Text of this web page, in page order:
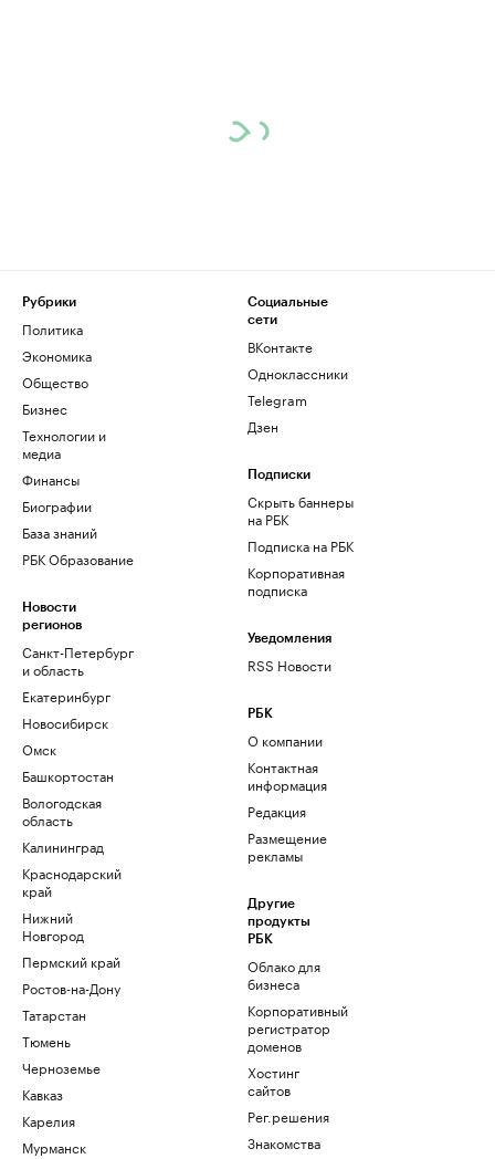
Рубрики
Политика
Экономика
Общество
Бизнес
Технологии и
медиа
Финансы
Биографии
База знаний
РБК Образование
Новости
регионов
Санкт-Петербург
и область
Екатеринбург
Новосибирск
Омск
Башкортостан
Вологодская
область
Калининград
Краснодарский
край
Нижний
Новгород
Пермский край
Ростов-на-Дону
Татарстан
Тюмень
Черноземье
Кавказ
Карелия
Мурманск
Социальные
сети
ВКонтакте
Одноклассники
Telegram
Дзен
Подписки
Скрыть баннеры
на РБК
Подписка на РБК
Корпоративная
подписка
Уведомления
RSS Новости
РБК
О компании
Контактная
информация
Редакция
Размещение
рекламы
Другие
продукты
РБК
Облако для
бизнеса
Корпоративный
регистратор
доменов
Хостинг
сайтов
Рег.решения
Знакомства